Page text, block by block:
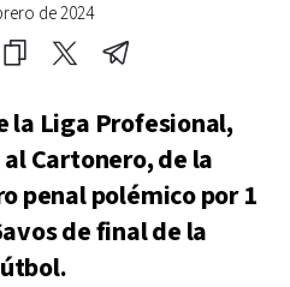
de 2024
la Liga Profesional,
Cartonero, de la
penal polémico por 1
de final de la